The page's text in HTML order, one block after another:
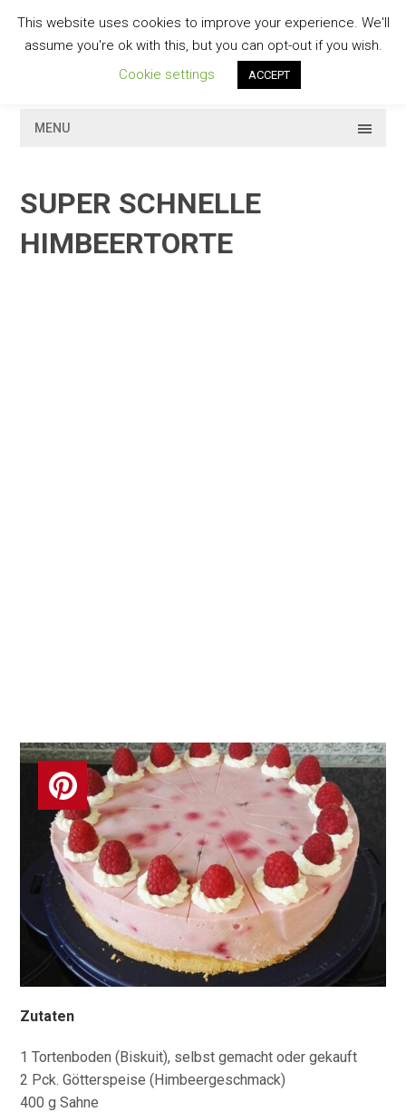
contentGESCHMACKVOLL
MENU
SUPER SCHNELLE
HIMBEERTORTE
Zutaten
1 Tortenboden (Biskuit), selbst gemacht oder gekauft
2 Pck. Götterspeise (Himbeergeschmack)
400 g Sahne
This website uses cookies to improve your experience. We'll
assume you're ok with this, but you can opt-out if you wish.
Cookie settings
ACCEPT